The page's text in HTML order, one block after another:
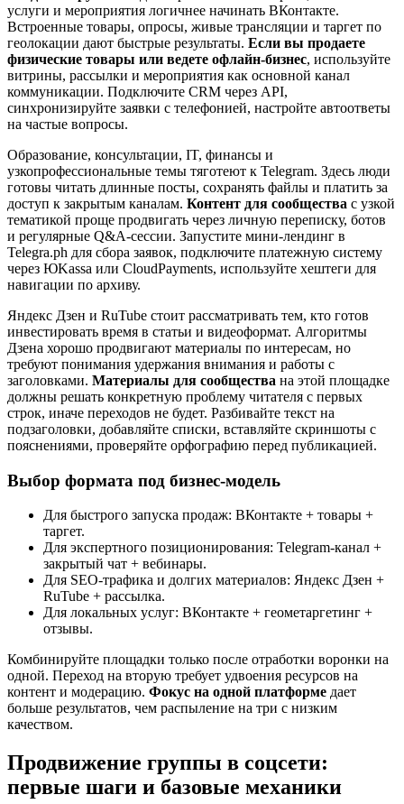
услуги и мероприятия логичнее начинать ВКонтакте.
Встроенные товары, опросы, живые трансляции и таргет по
геолокации дают быстрые результаты. Если вы продаете
физические товары или ведете офлайн-бизнес, используйте
витрины, рассылки и мероприятия как основной канал
коммуникации. Подключите CRM через API,
синхронизируйте заявки с телефонией, настройте автоответы
на частые вопросы.
Образование, консультации, IT, финансы и
узкопрофессиональные темы тяготеют к Telegram. Здесь люди
готовы читать длинные посты, сохранять файлы и платить за
доступ к закрытым каналам. Контент для сообщества с узкой
тематикой проще продвигать через личную переписку, ботов
и регулярные Q&A-сессии. Запустите мини-лендинг в
Telegra.ph для сбора заявок, подключите платежную систему
через ЮKassa или CloudPayments, используйте хештеги для
навигации по архиву.
Яндекс Дзен и RuTube стоит рассматривать тем, кто готов
инвестировать время в статьи и видеоформат. Алгоритмы
Дзена хорошо продвигают материалы по интересам, но
требуют понимания удержания внимания и работы с
заголовками. Материалы для сообщества на этой площадке
должны решать конкретную проблему читателя с первых
строк, иначе переходов не будет. Разбивайте текст на
подзаголовки, добавляйте списки, вставляйте скриншоты с
пояснениями, проверяйте орфографию перед публикацией.
Выбор формата под бизнес-модель
Для быстрого запуска продаж: ВКонтакте + товары +
таргет.
Для экспертного позиционирования: Telegram-канал +
закрытый чат + вебинары.
Для SEO-трафика и долгих материалов: Яндекс Дзен +
RuTube + рассылка.
Для локальных услуг: ВКонтакте + геометаргетинг +
отзывы.
Комбинируйте площадки только после отработки воронки на
одной. Переход на вторую требует удвоения ресурсов на
контент и модерацию. Фокус на одной платформе дает
больше результатов, чем распыление на три с низким
качеством.
Продвижение группы в соцсети:
первые шаги и базовые механики